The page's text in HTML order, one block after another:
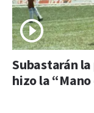
Subastarán
hizo la